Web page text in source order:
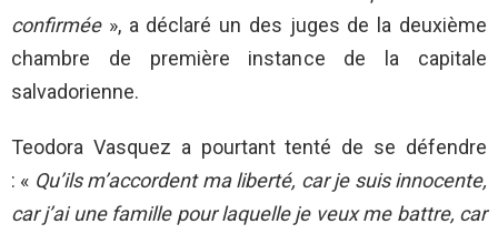
confirmée», a déclaré un des juges de la deuxième
chambre de première instance de la capitale
salvadorienne.
Teodora Vasquez a pourtant tenté de se défendre
: « Qu’ils m’accordent ma liberté, car je suis innocente,
car j’ai une famille pour laquelle je veux me battre, car